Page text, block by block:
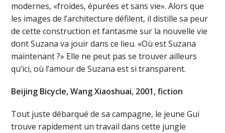
modernes, «froides, épurées et sans vie». Alors que
les images de l’architecture défilent, il distille sa peur
de cette construction et fantasme sur la nouvelle vie
dont Suzana va jouir dans ce lieu. «Où est Suzana
maintenant ?» Elle ne peut pas se trouver ailleurs
qu’ici, où l’amour de Suzana est si transparent.
Beijing Bicycle, Wang Xiaoshuai, 2001, fiction
Tout juste débarqué de sa campagne, le jeune Gui
trouve rapidement un travail dans cette jungle